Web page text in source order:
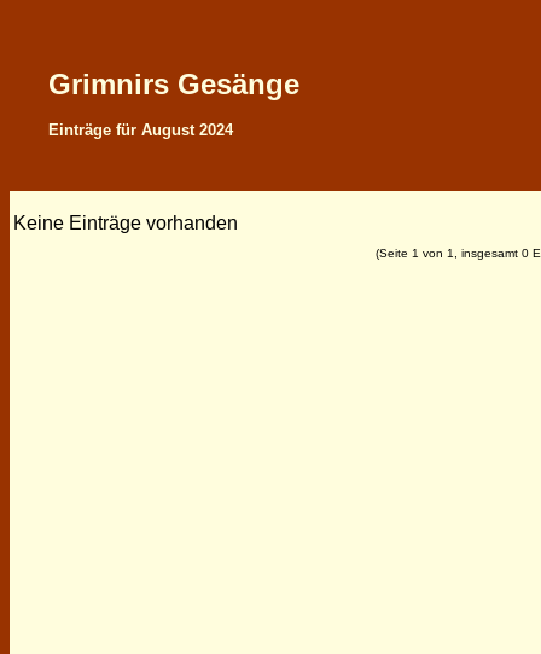
Grimnirs Gesänge
Einträge für August 2024
Keine Einträge vorhanden
(Seite 1 von 1, insgesamt 0